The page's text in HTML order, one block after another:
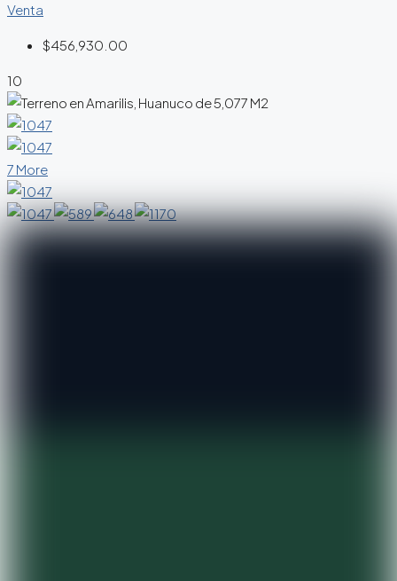
Venta
$456,930.00
10
7 More